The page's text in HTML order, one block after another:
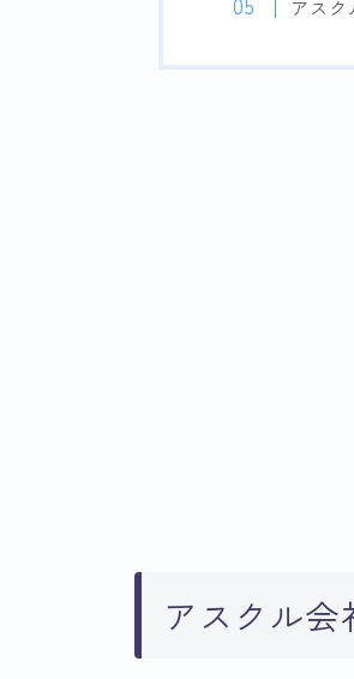
アスク
アスクル会